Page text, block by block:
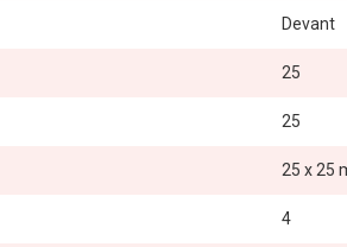
Devant
25
25
25 x 25
4